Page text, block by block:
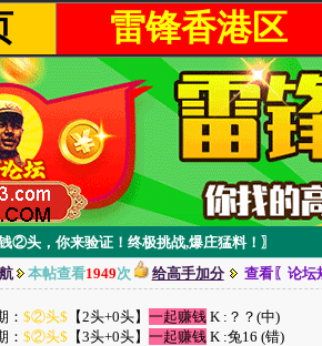
雷锋香港区
②头，你来验证！终极挑战,爆庄猛料！〗
本帖查看1949次 给高手加分 查看〖论坛
：$②头$ 【2头+0头】一起赚钱 K :？？(中)
：$②头$ 【3头+0头】一起赚钱 K :兔16 (错)